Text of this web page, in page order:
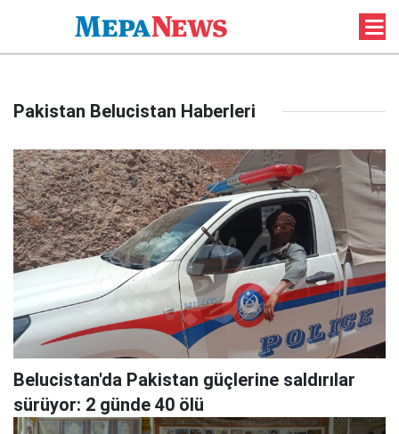
Pakistan Belucistan Haberleri
Belucistan'da Pakistan güçlerine saldırılar
sürüyor: 2 günde 40 ölü